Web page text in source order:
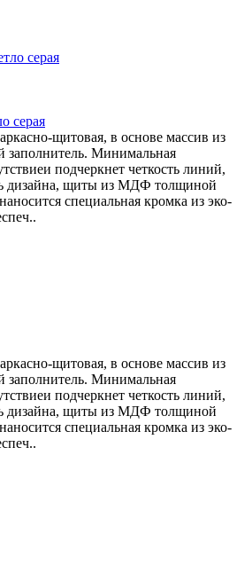
серая
щитовая, в основе массив из
заполнитель. Минимальная
подчеркнет четкость линий,
дизайна, щиты из МДФ толщиной
специальная кромка из эко-
щитовая, в основе массив из
заполнитель. Минимальная
подчеркнет четкость линий,
дизайна, щиты из МДФ толщиной
специальная кромка из эко-